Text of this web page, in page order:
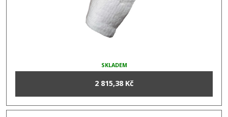
SKLADEM
2 815,38 Kč